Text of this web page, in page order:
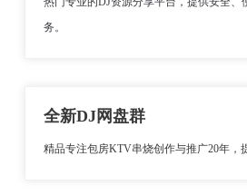
务。
全新DJ网盘群
精品专注包房KTV串烧创作与推广20年，